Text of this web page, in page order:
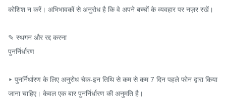
कोशिश न करें। अभिभावकों से अनुरोध है कि वे अपने बच्चों के व्यवहार पर नज़र रखें।
✎ स्थगन और रद्द करना
पुनर्निर्धारण
▸ पुनर्निर्धारण के लिए अनुरोध चेक-इन तिथि से कम से कम 7 दिन पहले फोन द्वारा किया
जाना चाहिए। केवल एक बार पुनर्निर्धारण की अनुमति है।